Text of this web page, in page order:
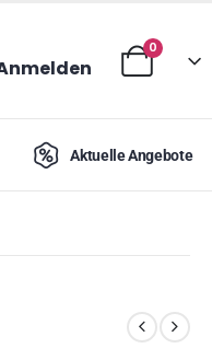
0
Aktuelle Angebote